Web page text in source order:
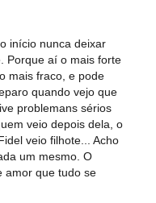
início nunca deixar
Porque aí o mais forte
mais fraco, e pode
quando vejo que
problemans sérios
veio depois dela, o
veio filhote... Acho
um mesmo. O
amor que tudo se